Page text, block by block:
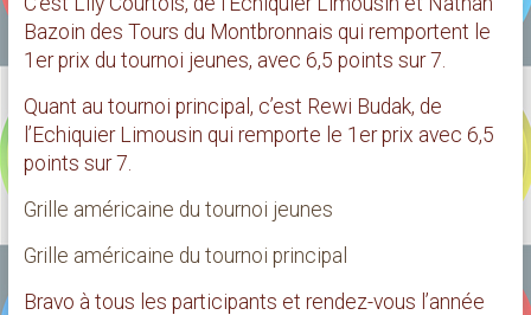
Bazoin des Tours du Montbronnais qui remportent le
1er prix du tournoi jeunes, avec 6,5 points sur 7.
Quant au tournoi principal, c’est Rewi Budak, de
l’Echiquier Limousin qui remporte le 1er prix avec 6,5
points sur 7.
Grille américaine du tournoi jeunes
Grille américaine du tournoi principal
Bravo à tous les participants et rendez-vous l’année